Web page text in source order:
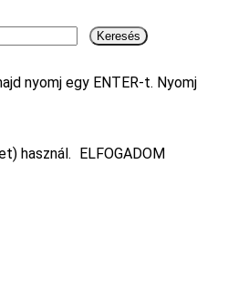
nyomj egy ENTER-t. Nyomj
használ.
ELFOGADOM